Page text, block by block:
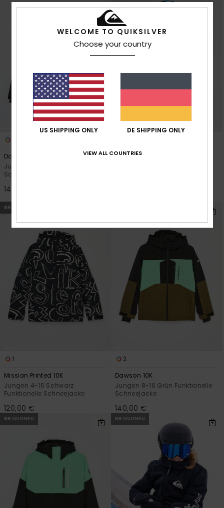
Dawson 10K
Jungen 8-16 Blau Funktionelle
Schneejacke
140,00 €
Young Guns High In The Hood
BRANDNEU
1
Mission Printed 10K
Jungen 4-16 Schwarz
Funktionelle Schneejacke
120,00 €
2
Dawson 10K
Jungen 8-16 Grün Funktionelle
Schneejacke
140,00 €
BRANDNEU BRANDNEU
WELCOME TO QUIKSILVER
Choose your country
US SHIPPING ONLY DE SHIPPING ONLY
VIEW ALL COUNTRIES